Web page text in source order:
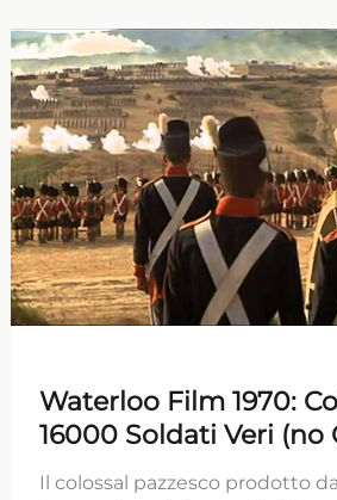
Waterloo Film 1970:
16000 Soldati Veri (no
Il colossal pazzesco prodotto